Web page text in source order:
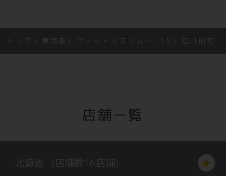
トップ 東京都 フィットネスジムFIT365 立川柏町
店舗一覧
北海道 (店舗数 16店舗)